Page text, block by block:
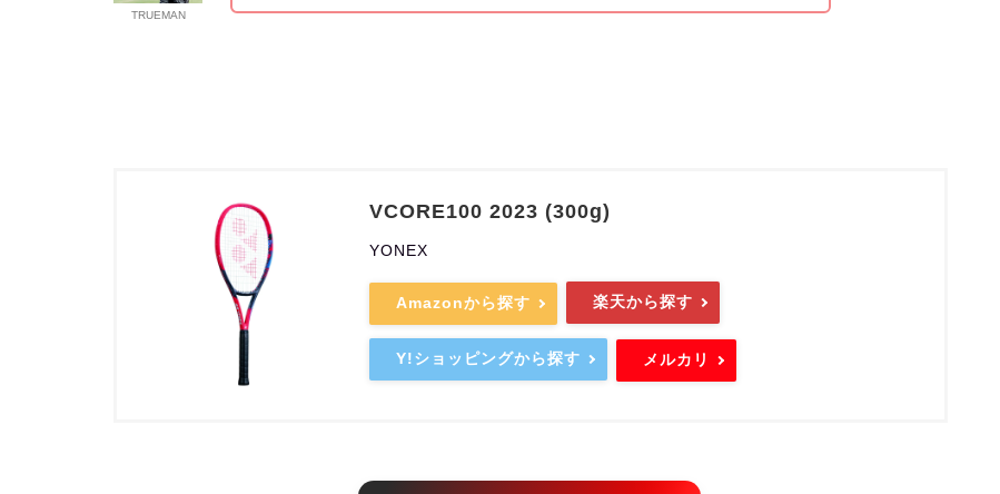
TRUEMAN
VCORE100 2023 (300g)
YONEX
Amazonから探す 楽天から探す
Y!ショッピングから探す メルカリ